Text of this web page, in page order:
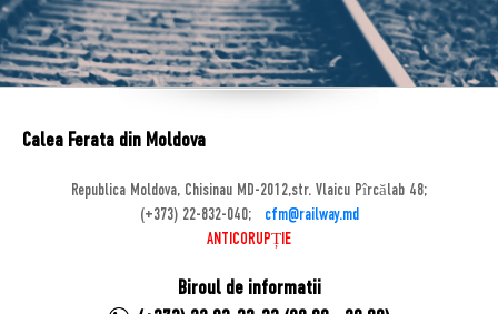
Calea Ferata din Moldova
Republica Moldova, Chisinau MD-2012,str. Vlaicu Pîrcălab 48;
(+373) 22-832-040;
cfm@railway.md
ANTICORUPȚIE
Biroul de informatii